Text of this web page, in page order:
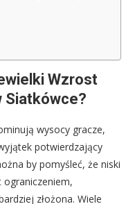
Wzrost
Siatkówce?
wysocy gracze,
potwierdzający
by pomyśleć, że niski
złożona. Wiele